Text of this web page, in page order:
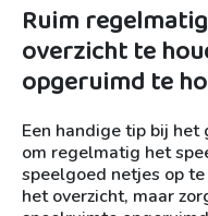
Ruim
overzicht te
opgeruimd te
Een handige tip bij
om regelmatig het
speelgoed netjes op
het overzicht, maar